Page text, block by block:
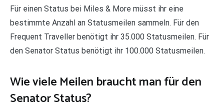
Für einen Status bei Miles & More müsst ihr eine
bestimmte Anzahl an Statusmeilen sammeln. Für den
Frequent Traveller benötigt ihr 35.000 Statusmeilen. Für
den Senator Status benötigt ihr 100.000 Statusmeilen.
Wie viele Meilen braucht man für den
Senator Status?